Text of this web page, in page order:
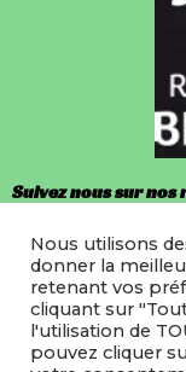
Suivez nous sur nos
Facebook
Instagram
Nous utilisons
donner la
retenant vos
cliquant sur
l'utilisation de
pouvez cliquer